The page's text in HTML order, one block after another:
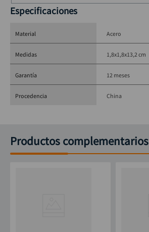
Especificaciones
Material Acero
Medidas 1,8x1,8x13,2 cm
Garantía 12 meses
Procedencia China
Productos complementarios